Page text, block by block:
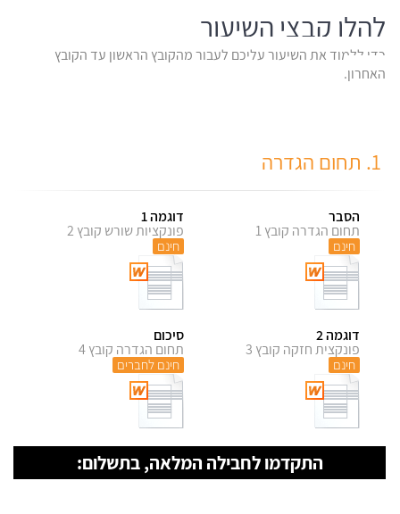
להלן קבצי השיעור
כדי ללמוד את השיעור עליכם לעבור מהקובץ הראשון עד הקובץ
האחרון.
הסבר
תחום הגדרה קובץ 1
חינם
דוגמה 1
פונקציות שורש קובץ 2
חינם
דוגמה 2
פונקצית חזקה קובץ 3
חינם
סיכום
תחום הגדרה קובץ 4
חינם לחברים
התקדמו לחבילה המלאה, בתשלום: